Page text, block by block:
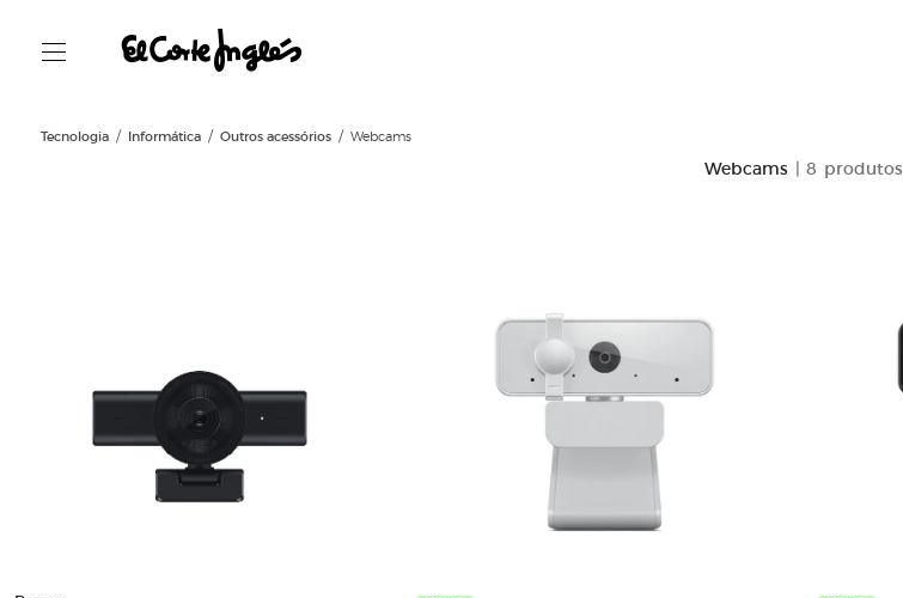
Tecnologia Informática Outros acessórios Webcams
Webcams | 8 produtos